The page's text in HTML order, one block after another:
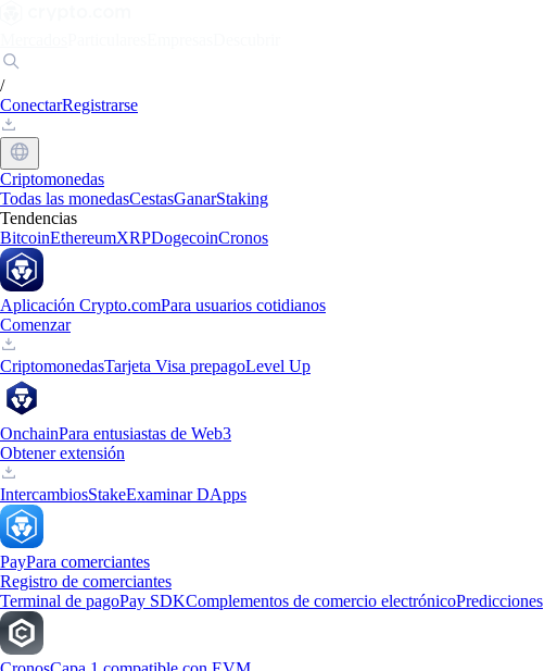
/
ConectarRegistrarse
Criptomonedas
Todas las monedasCestasGanarStaking
Tendencias
BitcoinEthereumXRPDogecoinCronos
Aplicación Crypto.comPara usuarios cotidianos
Comenzar
CriptomonedasTarjeta Visa prepagoLevel Up
OnchainPara entusiastas de Web3
Obtener extensión
IntercambiosStakeExaminar DApps
PayPara comerciantes
Registro de comerciantes
Terminal de pagoPay SDKComplementos de comercio electrónicoPredicciones